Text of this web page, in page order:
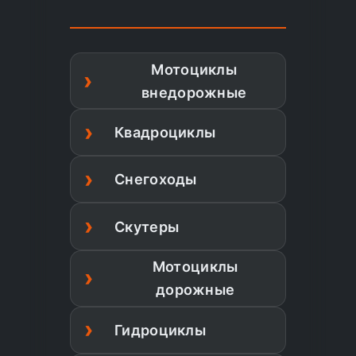
Мотоциклы
внедорожные
Квадроциклы
Снегоходы
Скутеры
Мотоциклы
дорожные
Гидроциклы